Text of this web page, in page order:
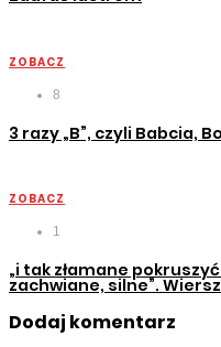
ZOBACZ
8
3 razy „B”, czyli Babcia,
ZOBACZ
1
„i tak złamane
zachwiane, silne”.
Dodaj komentarz